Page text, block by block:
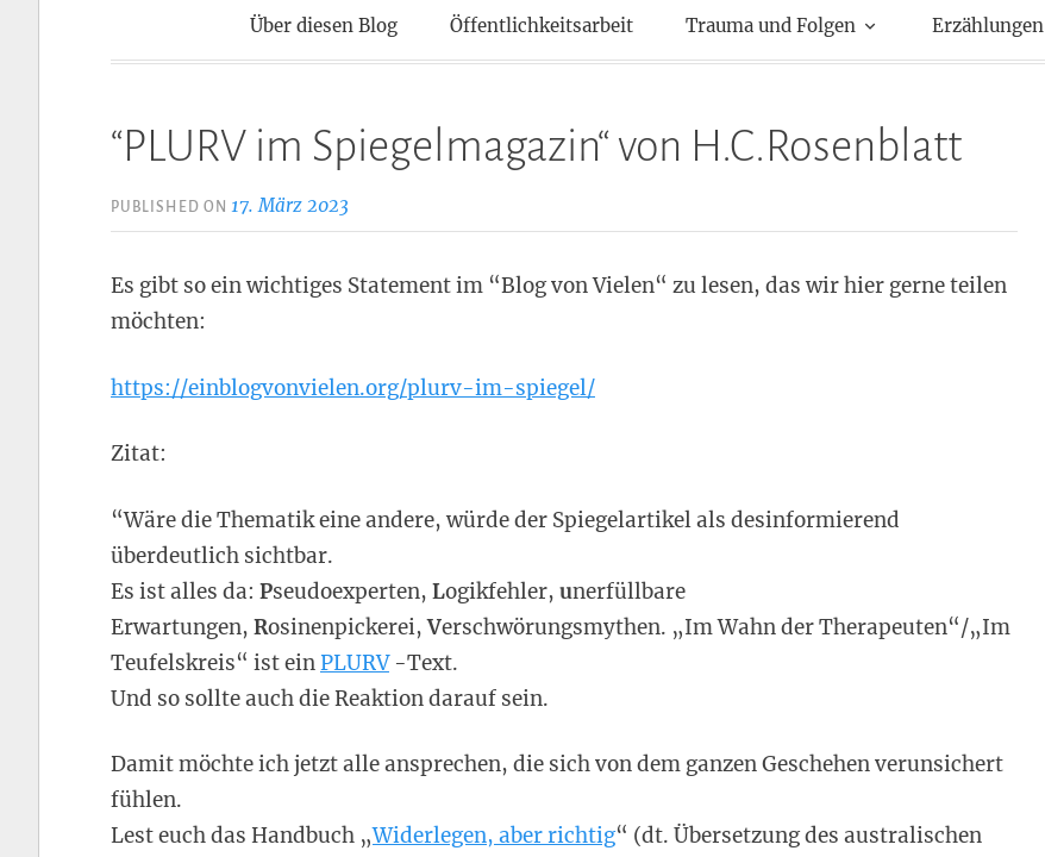
Kontaktpunkte
Über diesen Blog Öffentlichkeitsarbeit Trauma und Folgen Erzählungen
“PLURV im Spiegelmagazin“ von H.C.Rosenblatt
PUBLISHED ON17. März 2023
Es gibt so ein wichtiges Statement im “Blog von Vielen“ zu lesen, das wir hier gerne teilen
möchten:
https://einblogvonvielen.org/plurv-im-spiegel/
Zitat:
“Wäre die Thematik eine andere, würde der Spiegelartikel als desinformierend
überdeutlich sichtbar.
Es ist alles da: Pseudoexperten, Logikfehler, unerfüllbare
Erwartungen, Rosinenpickerei,Verschwörungsmythen. „Im Wahn der Therapeuten“/„Im
Teufelskreis“ ist einPLURV-Text.
Und so sollte auch die Reaktion darauf sein.
Damit möchte ich jetzt alle ansprechen, die sich von dem ganzen Geschehen verunsichert
fühlen.
Lest euch das Handbuch „Widerlegen, aber richtig“ (dt. Übersetzung des australischen